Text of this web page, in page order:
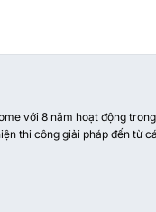
với 8 năm hoạt động
thi công giải pháp đến từ